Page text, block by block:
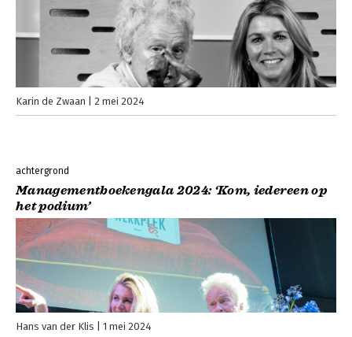
Karin de Zwaan 2 mei 2024
achtergrond
Managementboekengala 2024: ‘Kom, iedereen op
het podium’
Hans van der Klis 1 mei 2024